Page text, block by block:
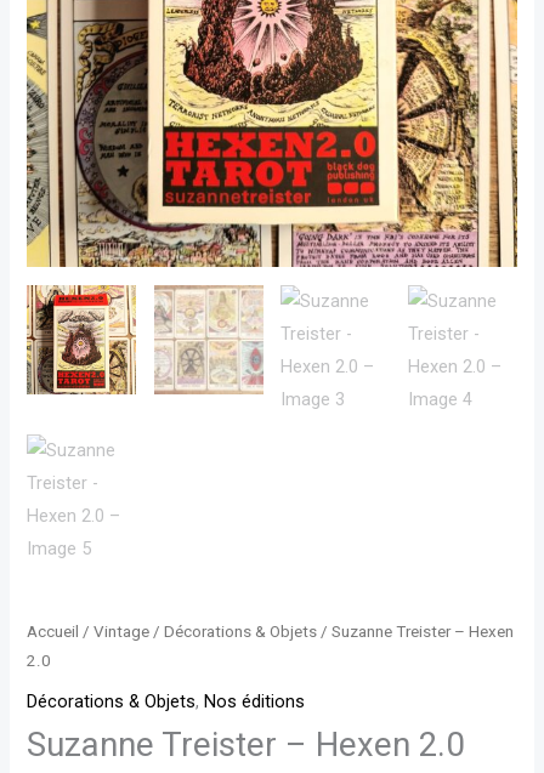
Accueil /Vintage /Décorations & Objets / Suzanne Treister – Hexen
2.0
Décorations & Objets,Nos éditions
Suzanne Treister – Hexen 2.0